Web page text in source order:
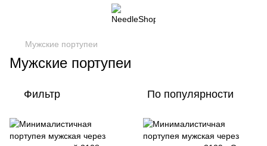
Мужские портупеи
Мужские портупеи
Фильтр По популярности